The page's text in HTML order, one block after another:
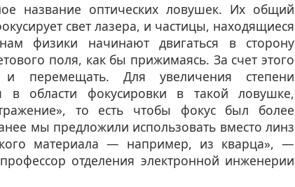
название оптических ловушек. Их общий
свет лазера, и частицы, находящиеся
физики начинают двигаться в сторону
поля, как бы прижимаясь. За счет этого
перемещать. Для увеличения степени
в области фокусировки в такой ловушке,
то есть чтобы фокус был более
мы предложили использовать вместо линз
материала — например, из кварца», —
отделения электронной инженерии